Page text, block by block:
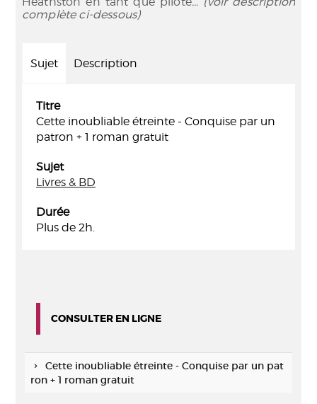
complète ci-dessous)
Sujet Description
Titre
Cette inoubliable étreinte - Conquise par un
patron + 1 roman gratuit
Sujet
Livres & BD
Durée
Plus de 2h.
CONSULTER EN LIGNE
Cette inoubliable étreinte - Conquise par un pat
ron + 1 roman gratuit